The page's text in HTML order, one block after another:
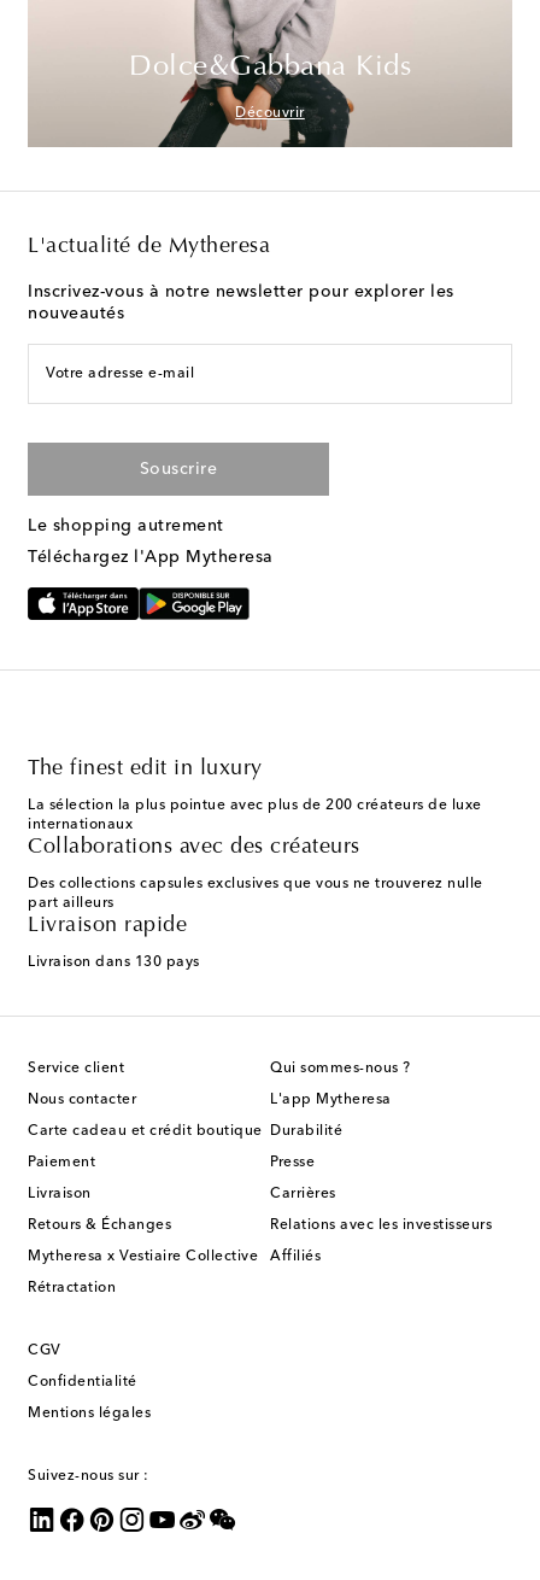
Dolce&Gabbana Kids
Découvrir
L'actualité de Mytheresa
Inscrivez-vous à notre newsletter pour explorer les
nouveautés
Votre adresse e-mail
Souscrire
Le shopping autrement
Téléchargez l'App Mytheresa
The finest edit in luxury
La sélection la plus pointue avec plus de 200 créateurs de luxe
internationaux
Collaborations avec des créateurs
Des collections capsules exclusives que vous ne trouverez nulle
part ailleurs
Livraison rapide
Livraison dans 130 pays
Service client
Nous contacter
Carte cadeau et crédit boutique
Paiement
Livraison
Retours & Échanges
Mytheresa x Vestiaire Collective
Rétractation
Qui sommes-nous ?
L'app Mytheresa
Durabilité
Presse
Carrières
Relations avec les investisseurs
Affiliés
CGV
Confidentialité
Mentions légales
Suivez-nous sur :